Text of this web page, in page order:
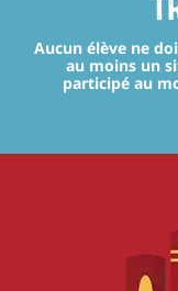
Aucun élève ne
au moins un
participé au